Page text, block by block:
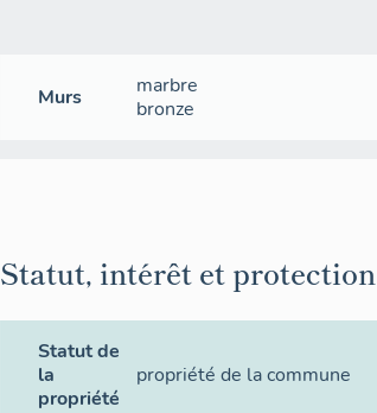
Murs
marbre
bronze
Statut, intérêt et protection
Statut de
la
propriété
propriété de la commune